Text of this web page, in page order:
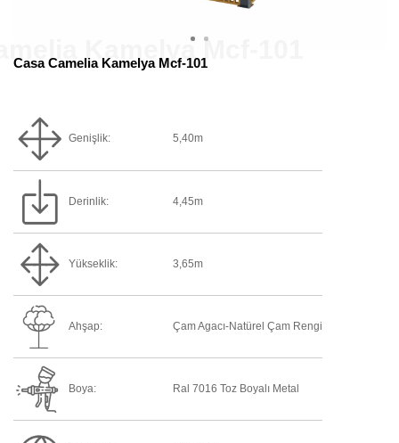
Casa Camelia Kamelya Mcf-101
Genişlik: 5,40m
Derinlik: 4,45m
Yükseklik: 3,65m
Ahşap: Çam Agacı-Natürel Çam Rengi
Boya: Ral 7016 Toz Boyalı Metal